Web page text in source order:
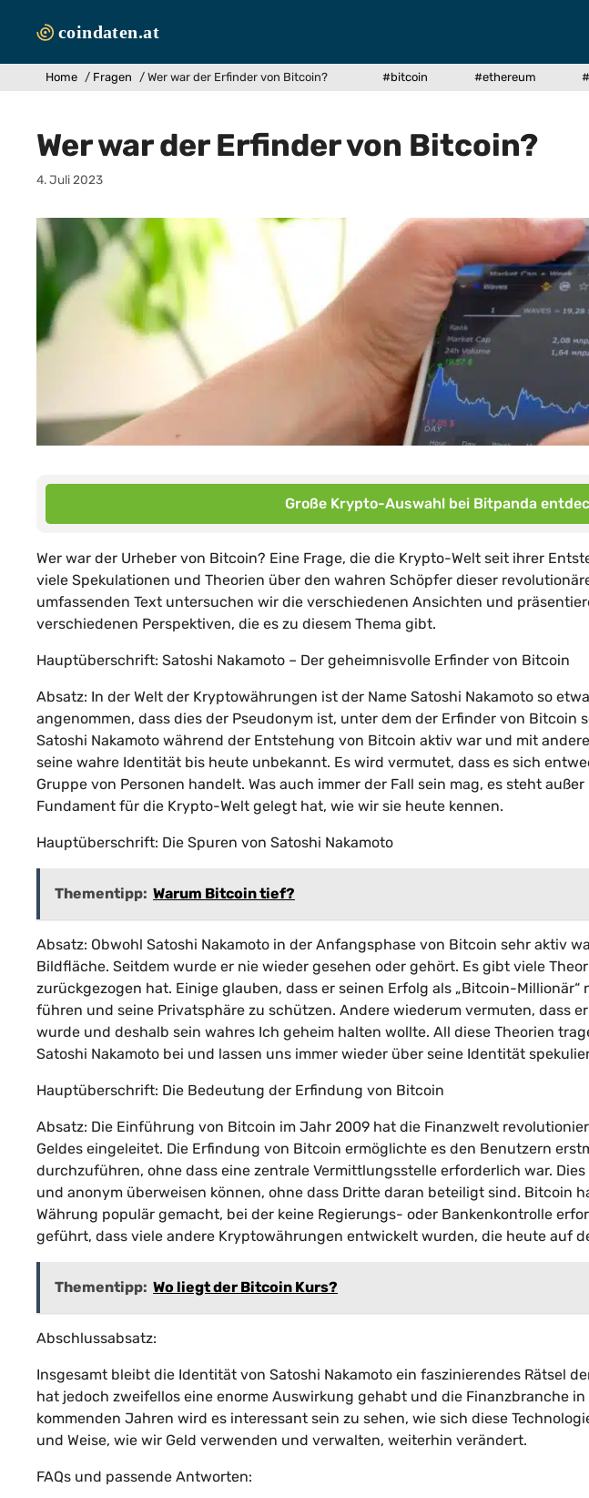
Inhalt
Home / Fragen / Wer war der Erfinder von Bitcoin? #bitcoin #ethereum
Wer war der Erfinder von Bitcoin?
4. Juli 2023
Große Krypto-Auswahl bei Bitpanda
Wer war der Urheber von Bitcoin? Eine Frage, die die Krypto-Welt seit ihrer
viele Spekulationen und Theorien über den wahren Schöpfer dieser
umfassenden Text untersuchen wir die verschiedenen Ansichten und
verschiedenen Perspektiven, die es zu diesem Thema gibt.
Hauptüberschrift: Satoshi Nakamoto – Der geheimnisvolle Erfinder von Bitcoin
Absatz: In der Welt der Kryptowährungen ist der Name Satoshi Nakamoto so
angenommen, dass dies der Pseudonym ist, unter dem der Erfinder von Bitcoin
Satoshi Nakamoto während der Entstehung von Bitcoin aktiv war und mit
seine wahre Identität bis heute unbekannt. Es wird vermutet, dass es sich
Gruppe von Personen handelt. Was auch immer der Fall sein mag, es steht
Fundament für die Krypto-Welt gelegt hat, wie wir sie heute kennen.
Hauptüberschrift: Die Spuren von Satoshi Nakamoto
Thementipp: Warum Bitcoin tief?
Absatz: Obwohl Satoshi Nakamoto in der Anfangsphase von Bitcoin sehr aktiv
Bildfläche. Seitdem wurde er nie wieder gesehen oder gehört. Es gibt viele
zurückgezogen hat. Einige glauben, dass er seinen Erfolg als „Bitcoin-
führen und seine Privatsphäre zu schützen. Andere wiederum vermuten, dass
wurde und deshalb sein wahres Ich geheim halten wollte. All diese Theorien
Satoshi Nakamoto bei und lassen uns immer wieder über seine Identität
Hauptüberschrift: Die Bedeutung der Erfindung von Bitcoin
Absatz: Die Einführung von Bitcoin im Jahr 2009 hat die Finanzwelt
Geldes eingeleitet. Die Erfindung von Bitcoin ermöglichte es den Benutzern
durchzuführen, ohne dass eine zentrale Vermittlungsstelle erforderlich war.
und anonym überweisen können, ohne dass Dritte daran beteiligt sind. Bitcoin
Währung populär gemacht, bei der keine Regierungs- oder Bankenkontrolle
geführt, dass viele andere Kryptowährungen entwickelt wurden, die heute auf
Thementipp: Wo liegt der Bitcoin Kurs?
Abschlussabsatz:
Insgesamt bleibt die Identität von Satoshi Nakamoto ein faszinierendes Rätsel
hat jedoch zweifellos eine enorme Auswirkung gehabt und die Finanzbranche
kommenden Jahren wird es interessant sein zu sehen, wie sich diese
und Weise, wie wir Geld verwenden und verwalten, weiterhin verändert.
FAQs und passende Antworten: